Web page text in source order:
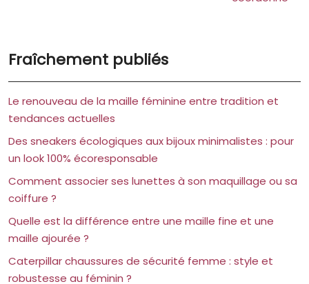
Fraîchement publiés
Le renouveau de la maille féminine entre tradition et
tendances actuelles
Des sneakers écologiques aux bijoux minimalistes : pour
un look 100% écoresponsable
Comment associer ses lunettes à son maquillage ou sa
coiffure ?
Quelle est la différence entre une maille fine et une
maille ajourée ?
Caterpillar chaussures de sécurité femme : style et
robustesse au féminin ?